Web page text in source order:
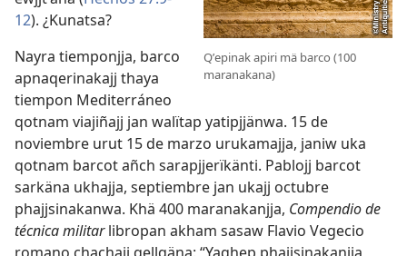
Qʼepinak apiri mä barco (100
maranakana)
12). ¿Kunatsa?
Nayra tiemponjja, barco
apnaqerinakajj thaya
tiempon Mediterráneo
qotnam viajiñajj jan walïtap yatipjjänwa. 15 de
noviembre urut 15 de marzo urukamajja, janiw uka
qotnam barcot añch sarapjjerïkänti. Pablojj barcot
sarkäna ukhajja, septiembre jan ukajj octubre
phajjsinakanwa. Khä 400 maranakanjja, Compendio de
técnica militarlibropan akham sasaw Flavio Vegecio